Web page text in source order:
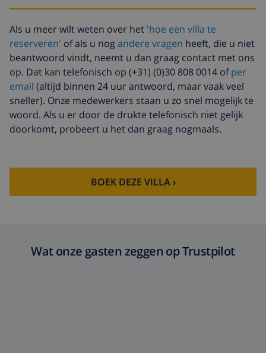
Als u meer wilt weten over het 'hoe een villa te
reserveren' of als u nogandere vragen heeft, die u niet
beantwoord vindt, neemt u dan graag contact met ons
op. Dat kan telefonisch op (+31) (0)30 808 0014 ofper
email (altijd binnen 24 uur antwoord, maar vaak veel
sneller). Onze medewerkers staan u zo snel mogelijk te
woord. Als u er door de drukte telefonisch niet gelijk
doorkomt, probeert u het dan graag nogmaals.
BOEK DEZE VILLA ›
Wat onze gasten zeggen op Trustpilot